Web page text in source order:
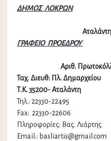
ΔΗΜΟΣ ΛΟΚΡΩΝ
ΓΡΑΦΕΙΟ ΠΡΟΕΔΡΟΥ
Αριθ.
Ταχ. Διευθ: Πλ. Δημαρχείου
Τ.Κ. 35200- Αταλάντη
Τηλ.: 22330-22495
Fax: 22330-22606
Πληροφορίες: Βας. Λιάρτης
Email.: basliartis@gmail.com